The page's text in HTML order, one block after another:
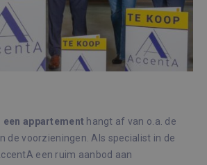
appartement hangt af van o.a. de
de voorzieningen. Als specialist in de
een ruim aanbod aan